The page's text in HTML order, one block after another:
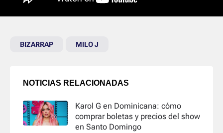
BIZARRAP MILO J
NOTICIAS RELACIONADAS
Karol G en Dominicana: cómo
comprar boletas y precios del show
en Santo Domingo